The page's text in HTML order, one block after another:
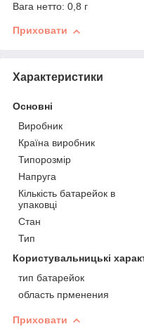
Вага нетто: 0,8 г
Приховати
Характеристики
Основні
Виробник
Країна виробник
Типорозмір
Напруга
Кількість батарейок в
упаковці
Стан
Тип
Користувальницькі
тип батарейок
область прменения
Приховати